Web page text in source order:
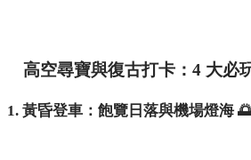
高空尋寶與復古打卡：4 大必
1. 黃昏登車：飽覽日落與機場燈海